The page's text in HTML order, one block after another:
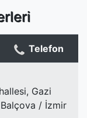
Telefon
Gazi
/ İzmir